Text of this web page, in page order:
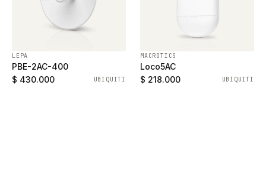
LEPA
PBE-2AC-400
$ 430.000
UBIQUITI
MACROTICS
Loco5AC
$ 218.000
UBIQUITI